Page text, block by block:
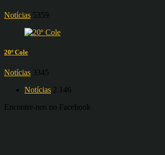
Notícias 5359
20º Cole
Notícias 3345
Notícias 2.146
Encontre-nos no Facebook